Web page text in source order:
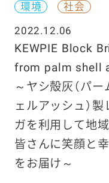
環境
社会
2022.12.06
KEWPIE Block
from palm shell
～ヤシ殻灰（パー
ェルアッシュ）製
ガを利用して地
皆さんに笑顔と
をお届け～